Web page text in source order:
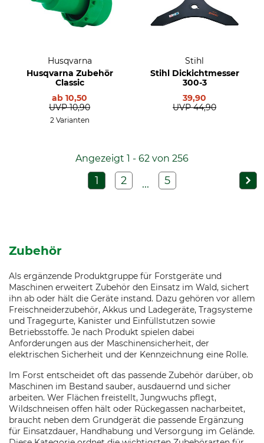
Husqvarna
Husqvarna Zubehör
Classic
ab 10,50
UVP 10,90
2 Varianten
Stihl
Stihl Dickichtmesser
300-3
39,90
UVP 44,90
Angezeigt 1 - 62 von 256
1 2 ... 5
Zubehör
Als ergänzende Produktgruppe für Forstgeräte und
Maschinen erweitert Zubehör den Einsatz im Wald, sichert
ihn ab oder hält die Geräte instand. Dazu gehören vor allem
Freischneiderzubehör, Akkus und Ladegeräte, Tragsysteme
und Tragegurte, Kanister und Einfüllstutzen sowie
Betriebsstoffe. Je nach Produkt spielen dabei
Anforderungen aus der Maschinensicherheit, der
elektrischen Sicherheit und der Kennzeichnung eine Rolle.
Im Forst entscheidet oft das passende Zubehör darüber, ob
Maschinen im Bestand sauber, ausdauernd und sicher
arbeiten. Wer Flächen freistellt, Jungwuchs pflegt,
Wildschneisen offen hält oder Rückegassen nacharbeitet,
braucht neben dem Grundgerät die passende Ergänzung
für Einsatzdauer, Handhabung und Versorgung im Gelände.